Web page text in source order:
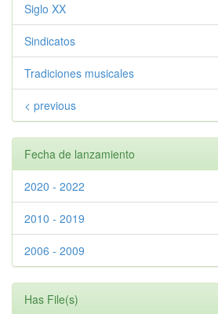
Siglo XX
Sindicatos
Tradiciones musicales
< previous
Fecha de lanzamiento
2020 - 2022
2010 - 2019
2006 - 2009
Has File(s)